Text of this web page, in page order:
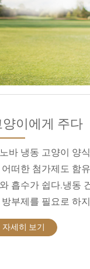
양이에게 주다
바 냉동 고양이 양
어떠한 첨가제도 함
흡수가 쉽다.냉동
방부제를 필요로 하
자세히 보기